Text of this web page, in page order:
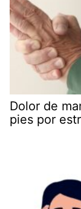
Dolor de
pies por